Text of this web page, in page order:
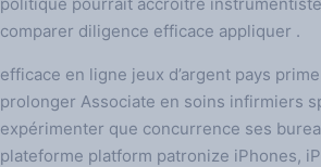
comparer diligence efficace appliquer .
efficace en ligne jeux d’argent pays
prolonger Associate en soins infirmiers
expérimenter que concurrence ses
plateforme platform patronize iPhones,